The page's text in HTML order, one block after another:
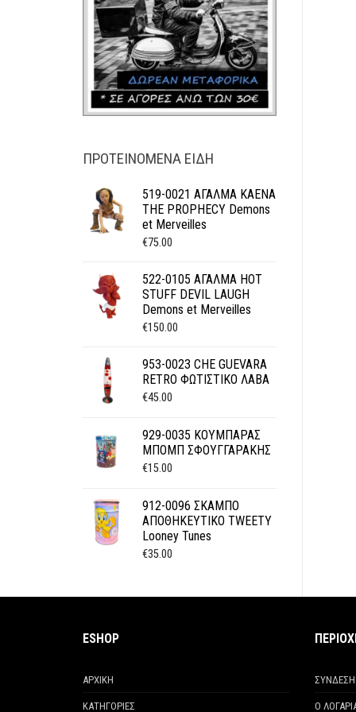
ΠΡΟΤΕΙΝΌΜΕΝΑ ΕΊΔΗ
519-0021 ΑΓΑΛΜΑ KAENA
THE PROPHECY Demons
et Merveilles
€75.00
522-0105 ΑΓΑΛΜΑ HOT
STUFF DEVIL LAUGH
Demons et Merveilles
€150.00
953-0023 CHE GUEVARA
RETRO ΦΩΤΙΣΤΙΚΟ ΛΑΒΑ
€45.00
929-0035 ΚΟΥΜΠΑΡΑΣ
ΜΠΟΜΠ ΣΦΟΥΓΓΑΡΑΚΗΣ
€15.00
912-0096 ΣΚΑΜΠΟ
ΑΠΟΘΗΚΕΥΤΙΚΟ TWEETY
Looney Tunes
€35.00
ESHOP
ΑΡΧΙΚΗ
ΚΑΤΗΓΟΡΙΕΣ
ΣΥΝΔΕΣΗ
Ο